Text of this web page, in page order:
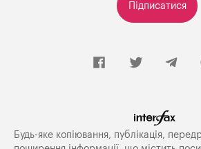
Підписатися
Будь-яке копiювання, публiкацiя,